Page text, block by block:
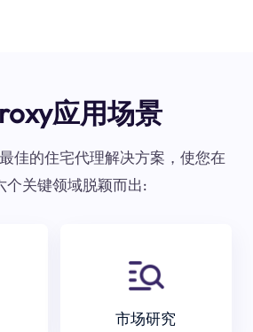
应用场景
佳的住宅代理解决方案，使您在
个关键领域脱颖而出:
市场研究